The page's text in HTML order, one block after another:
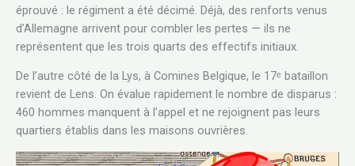
éprouvé : le régiment a été décimé. Déjà, des renforts venus
d’Allemagne arrivent pour combler les pertes — ils ne
représentent que les trois quarts des effectifs initiaux.
De l’autre côté de la Lys, à Comines Belgique, le 17ᵉ bataillon
revient de Lens. On évalue rapidement le nombre de disparus :
460 hommes manquent à l’appel et ne rejoignent pas leurs
quartiers établis dans les maisons ouvrières.